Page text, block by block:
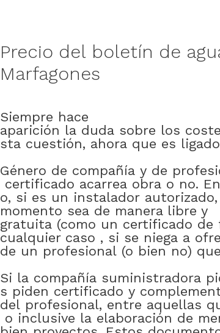
Precio del boletín de
Marfagones
Siempre hace
aparición la duda sobre los
sta cuestión, ahora que es ligado
Género de compañía y de
certificado acarrea obra o no. En
o, si es un instalador autorizado,
momento sea de manera libre y
gratuita (como un certificado de
cualquier caso , si se niega a
de un profesional (o bien no) que
Si la compañía suministradora
s piden certificado y
del profesional, entre aquellas
o inclusive la elaboración de